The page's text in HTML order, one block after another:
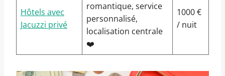
Hôtels avec
Jacuzzi privé
romantique, service
personnalisé,
localisation centrale
❤️
1000 €
/ nuit